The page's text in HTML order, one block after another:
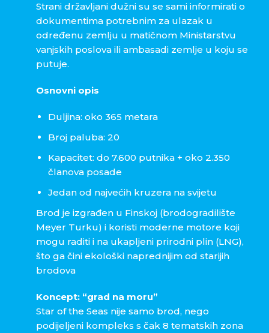
Strani državljani dužni su se sami informirati o
dokumentima potrebnim za ulazak u
određenu zemlju u matičnom Ministarstvu
vanjskih poslova ili ambasadi zemlje u koju se
putuje.
Osnovni opis
Duljina: oko 365 metara
Broj paluba: 20
Kapacitet: do 7.600 putnika + oko 2.350
članova posade
Jedan od najvećih kruzera na svijetu
Brod je izgrađen u Finskoj (brodogradilište
Meyer Turku) i koristi moderne motore koji
mogu raditi i na ukapljeni prirodni plin (LNG),
što ga čini ekološki naprednijim od starijih
brodova
Koncept: “grad na moru”
Star of the Seas nije samo brod, nego
podijeljeni kompleks s čak 8 tematskih zona